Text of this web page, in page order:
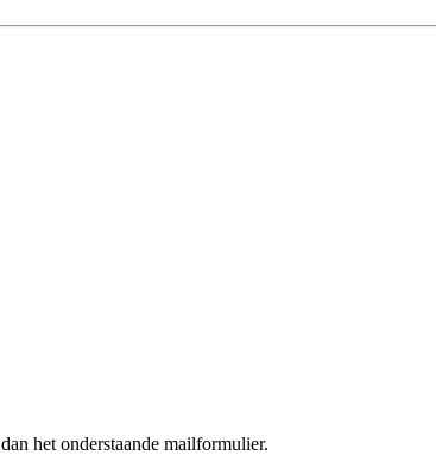
het onderstaande mailformulier.